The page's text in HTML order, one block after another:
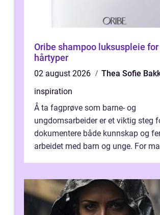
Oribe shampoo luksuspleie for alle
hårtyper
02 august 2026
Thea Sofie
inspiration
Å ta fagprøve som barne- og
ungdomsarbeider er et viktig steg
dokumentere både kunnskap og
arbeidet med barn og unge. For